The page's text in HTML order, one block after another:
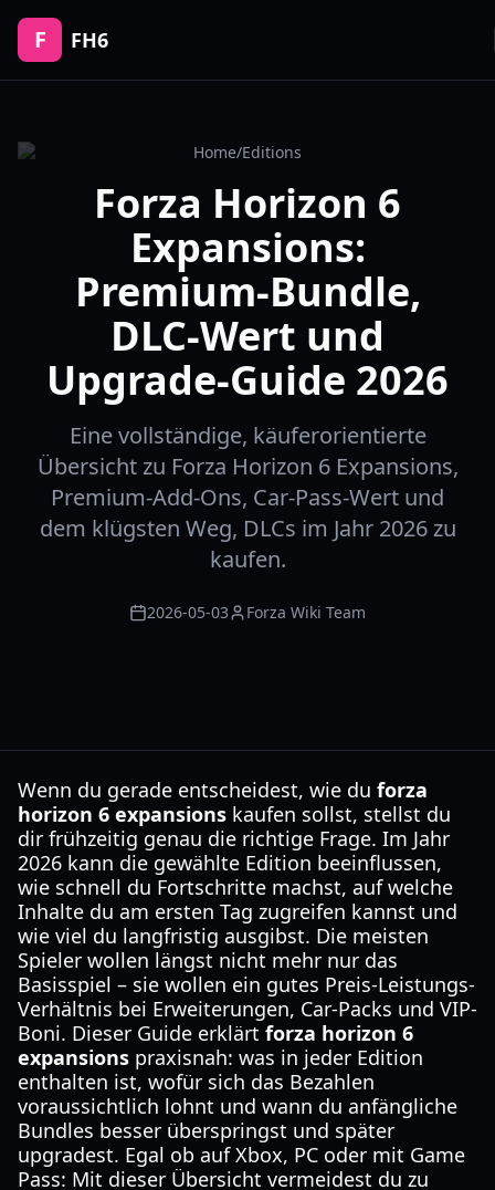
F FH6
Home/Editions
Forza Horizon 6
Expansions:
Premium-Bundle,
DLC-Wert und
Upgrade-Guide 2026
Eine vollständige, käuferorientierte
Übersicht zu Forza Horizon 6 Expansions,
Premium-Add-Ons, Car-Pass-Wert und
dem klügsten Weg, DLCs im Jahr 2026 zu
kaufen.
2026-05-03 Forza Wiki Team
Wenn du gerade entscheidest, wie du forza
horizon 6 expansions kaufen sollst, stellst du
dir frühzeitig genau die richtige Frage. Im Jahr
2026 kann die gewählte Edition beeinflussen,
wie schnell du Fortschritte machst, auf welche
Inhalte du am ersten Tag zugreifen kannst und
wie viel du langfristig ausgibst. Die meisten
Spieler wollen längst nicht mehr nur das
Basisspiel – sie wollen ein gutes Preis-Leistungs-
Verhältnis bei Erweiterungen, Car-Packs und VIP-
Boni. Dieser Guide erklärt forza horizon 6
expansions praxisnah: was in jeder Edition
enthalten ist, wofür sich das Bezahlen
voraussichtlich lohnt und wann du anfängliche
Bundles besser überspringst und später
upgradest. Egal ob auf Xbox, PC oder mit Game
Pass: Mit dieser Übersicht vermeidest du zu